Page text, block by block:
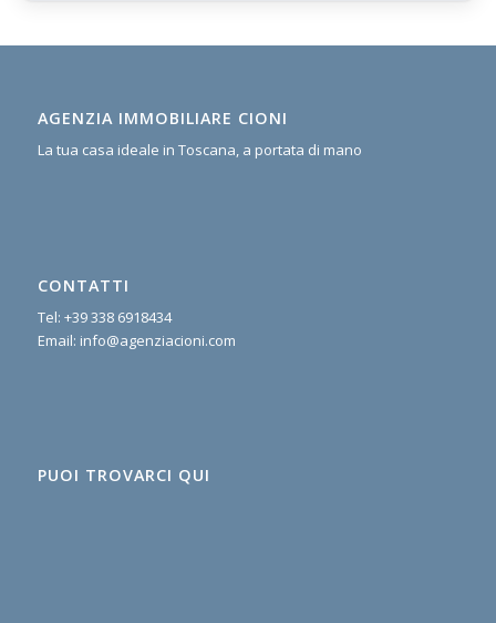
AGENZIA IMMOBILIARE CIONI
La tua casa ideale in Toscana, a portata di mano
CONTATTI
Tel: +39 338 6918434
Email: info@agenziacioni.com
PUOI TROVARCI QUI